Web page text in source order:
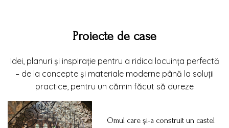
Proiecte de case
Idei, planuri și inspirație pentru a ridica locuința perfectă
– de la concepte și materiale moderne până la soluții
practice, pentru un cămin făcut să dureze
Omul care și-a construit un castel